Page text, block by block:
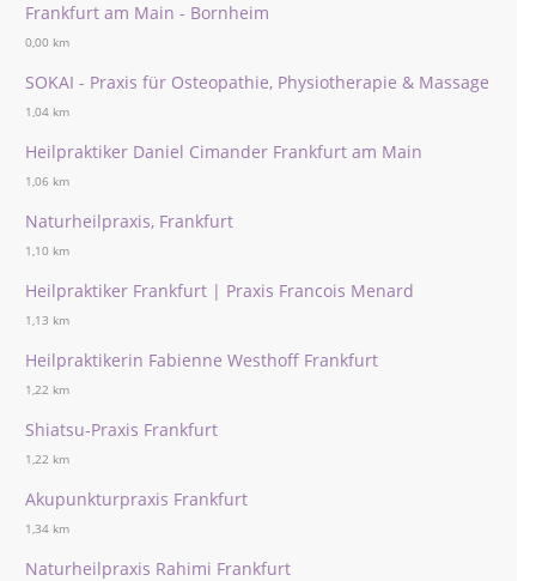
Frankfurt am Main - Bornheim
0,00 km
SOKAI - Praxis für Osteopathie, Physiotherapie & Massage
1,04 km
Heilpraktiker Daniel Cimander Frankfurt am Main
1,06 km
Naturheilpraxis, Frankfurt
1,10 km
Heilpraktiker Frankfurt | Praxis Francois Menard
1,13 km
Heilpraktikerin Fabienne Westhoff Frankfurt
1,22 km
Shiatsu-Praxis Frankfurt
1,22 km
Akupunkturpraxis Frankfurt
1,34 km
Naturheilpraxis Rahimi Frankfurt